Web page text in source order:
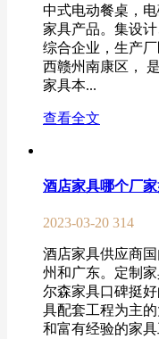
中式电动餐桌，
家具产品。集设
综合企业，生产
西赣州南康区，
家具本...
查看全文
酒店家具哪个厂
2023-03-20 314
酒店家具供应商
州和广东。定制
尔森家具口碑挺
具配套工程为主
和富有经验的家